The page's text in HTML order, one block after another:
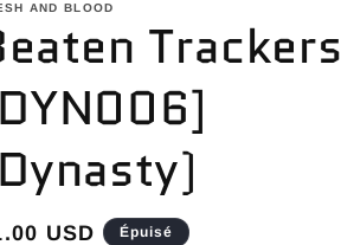
AND BLOOD
Trackers
USD Épuisé